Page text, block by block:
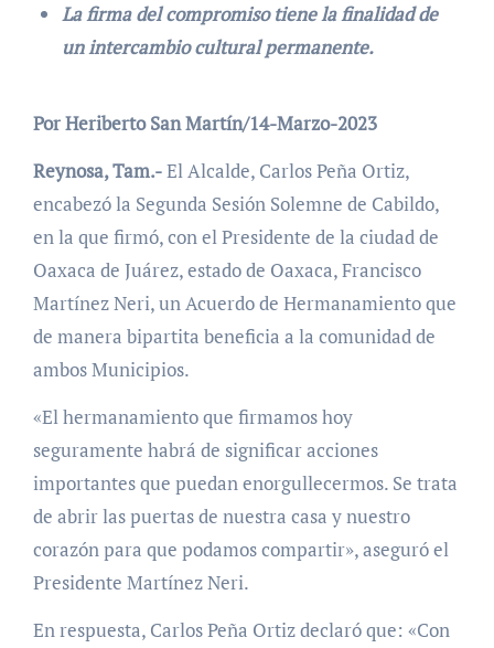
La firma del compromiso tiene la finalidad de
un intercambio cultural permanente.
Por Heriberto San Martín/14-Marzo-2023
Reynosa, Tam.-El Alcalde, Carlos Peña Ortiz,
encabezó la Segunda Sesión Solemne de Cabildo,
en la que firmó, con el Presidente de la ciudad de
Oaxaca de Juárez, estado de Oaxaca, Francisco
Martínez Neri, un Acuerdo de Hermanamiento que
de manera bipartita beneficia a la comunidad de
ambos Municipios.
«El hermanamiento que firmamos hoy
seguramente habrá de significar acciones
importantes que puedan enorgullecermos. Se trata
de abrir las puertas de nuestra casa y nuestro
corazón para que podamos compartir», aseguró el
Presidente Martínez Neri.
En respuesta, Carlos Peña Ortiz declaró que: «Con